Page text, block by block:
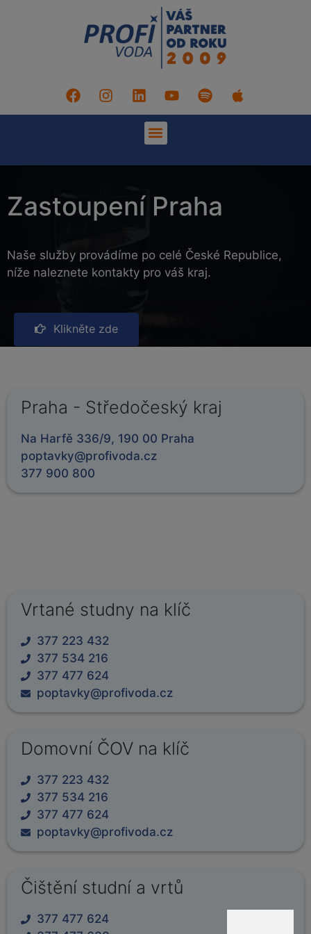
Zastoupení Praha
Naše služby provádíme po celé České Republice,
níže naleznete kontakty pro váš kraj.
Klikněte zde
Praha - Středočeský kraj
Na Harfě 336/9, 190 00 Praha
poptavky@profivoda.cz
377 900 800
Vrtané studny na klíč
377 223 432
377 534 216
377 477 624
poptavky@profivoda.cz
Domovní ČOV na klíč
377 223 432
377 534 216
377 477 624
poptavky@profivoda.cz
Čištění studní a vrtů
377 477 624